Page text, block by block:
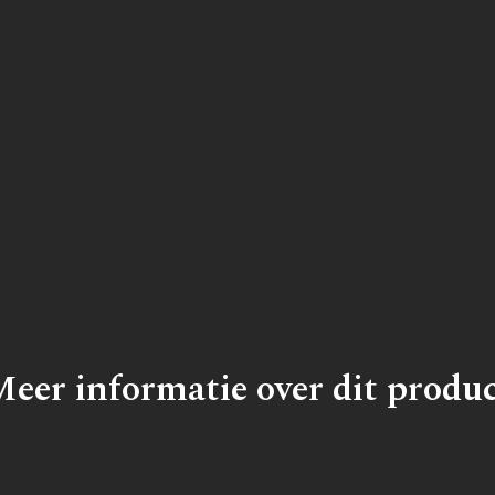
informatie over dit